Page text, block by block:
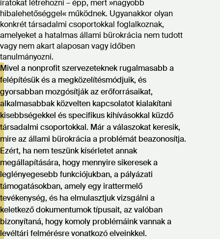
iratokat létrehozni – épp, mert »nagyobb
hibalehetőséggel« működnek. Ugyanakkor olyan
konkrét társadalmi csoportokkal foglalkoznak,
amelyeket a hatalmas állami bürokrácia nem tudott
vagy nem akart alaposan vagy időben
tanulmányozni.
Mivel a nonprofit szervezeteknek rugalmasabb a
felépítésük és a megközelítésmódjuik, és
gyorsabban mozgósítják az erőforrásaikat,
alkalmasabbak közvelten kapcsolatot kialakítani
kisebbségekkel és specifikus kihívásokkal küzdő
társadalmi csoportokkal. Már a válaszokat keresik,
mire az állami bürokrácia a problémát beazonosítja.
Ezért, ha nem teszünk kísérletet annak
megállapítására, hogy mennyire sikeresek a
leglényegesebb funkciójukban, a pályázati
támogatásokban, amely egy irattermelő
tevékenység, és ha elmulasztjuk vizsgálni a
keletkező dokumentumok típusait, az valóban
bizonyítaná, hogy komoly problémáink vannak a
levéltári felmérésre vonatkozó elveinkkel.